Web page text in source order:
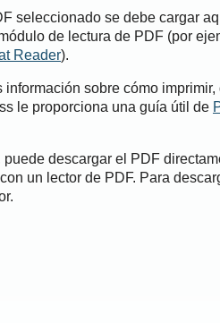
seleccionado se debe cargar
de lectura de PDF (por
Reader).
información sobre cómo
le proporciona una guía útil de
puede descargar el PDF
un lector de PDF. Para